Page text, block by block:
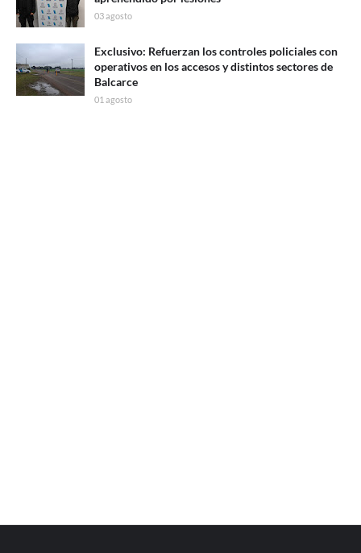
03 agosto
Exclusivo: Refuerzan los controles policiales con
operativos en los accesos y distintos sectores de
Balcarce
01 agosto